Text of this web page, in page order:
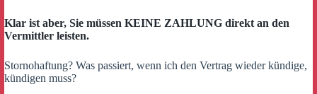
Klar ist aber, Sie müssen KEINE ZAHLUNG direkt an den
Vermittler leisten.
Stornohaftung? Was passiert, wenn ich den Vertrag wieder kündige,
kündigen muss?